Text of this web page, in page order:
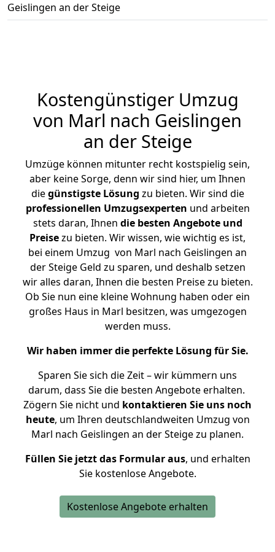
Geislingen an der Steige
Kostengünstiger Umzug
von Marl nach Geislingen
an der Steige
Umzüge können mitunter recht kostspielig sein,
aber keine Sorge, denn wir sind hier, um Ihnen
diegünstigste Lösung zu bieten. Wir sind die
professionellen Umzugsexperten und arbeiten
stets daran, Ihnen die besten Angebote und
Preisezu bieten. Wir wissen, wie wichtig es ist,
bei einem Umzug von Marl nach Geislingen an
der Steige Geld zu sparen, und deshalb setzen
wir alles daran, Ihnen die besten Preise zu bieten.
Ob Sie nun eine kleine Wohnung haben oder ein
großes Haus in Marl besitzen, was umgezogen
werden muss.
Wir haben immer die perfekte Lösung für Sie.
Sparen Sie sich die Zeit – wir kümmern uns
darum, dass Sie die besten Angebote erhalten.
Zögern Sie nicht und kontaktieren Sie uns noch
heute, um Ihren deutschlandweiten Umzug von
Marl nach Geislingen an der Steige zu planen.
Füllen Sie jetzt das Formular aus, und erhalten
Sie kostenlose Angebote.
Kostenlose Angebote erhalten